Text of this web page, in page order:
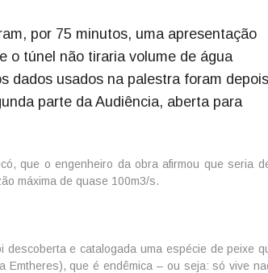
por 75 minutos, uma apresentação
o túnel não tiraria volume de água
dados usados na palestra foram depois
parte da Audiência, aberta para
que o engenheiro da obra afirmou que seria
máxima de quase 100m3/s.
descoberta e catalogada uma espécie de peixe
Emtheres), que é endêmica – ou seja: só vive